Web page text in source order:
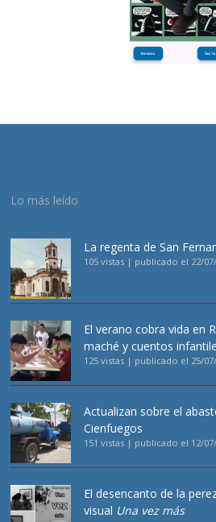
Lo más leído
La regenta de San
105 vistas | publicado el 22/
El verano cobra vida en
maché y cuentos
125 vistas | publicado el 25/
Actualizan sobre el
Cienfuegos
151 vistas | publicado el 12/
El desencanto de la
visual Una vez más